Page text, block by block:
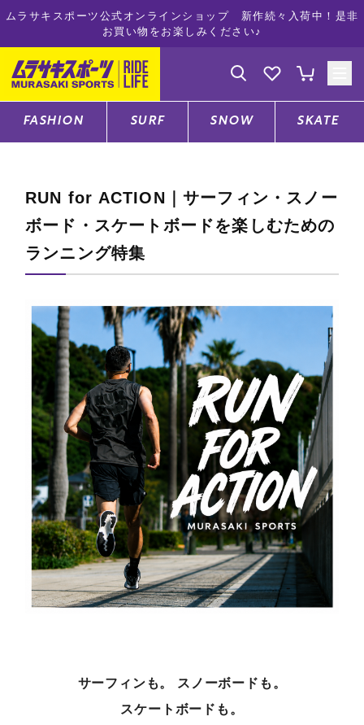
ムラサキスポーツ公式オンラインショップ 新作続々入荷中！是非
お買い物をお楽しみください♪
ゲスト様
ログイン 会員登録
CATEGORY
サーフTOP
スノーTOP
スケートTOP
CONTENTS
ブランド一覧
特集一覧
RIDE LIFE MAGAZINE
一覧
SUPPORT
ご利用ガイド
会員ランク
店頭受取サービス
ギフトラッピング
お問い合わせ
ニュース
FASHION SURF SNOW SKATE
RUN for ACTION｜サーフィン・スノー
ボード・スケートボードを楽しむための
ランニング特集
サーフィンも。 スノーボードも。
スケートボードも。